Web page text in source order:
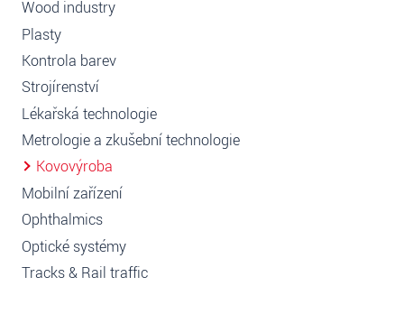
Wood industry
Plasty
Kontrola barev
Strojírenství
Lékařská technologie
Metrologie a zkušební technologie
Kovovýroba
Mobilní zařízení
Ophthalmics
Optické systémy
Tracks & Rail traffic